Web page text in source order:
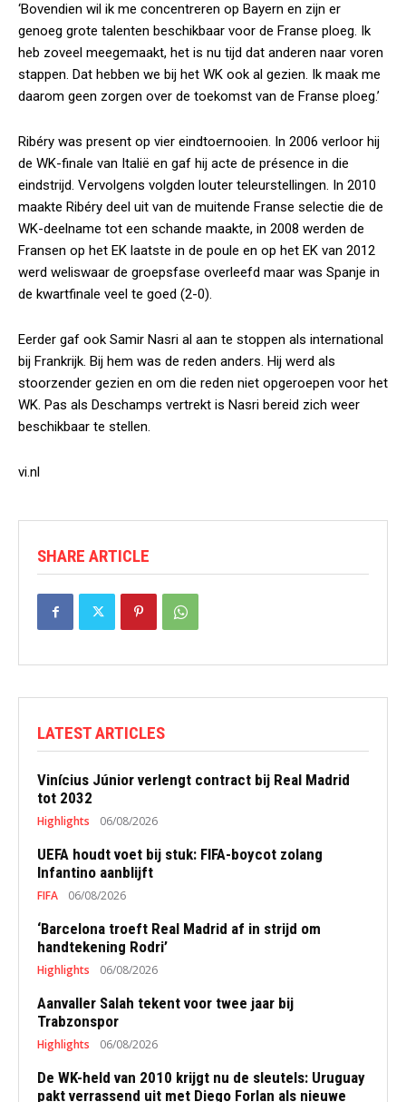
‘Bovendien wil ik me concentreren op Bayern en zijn er
genoeg grote talenten beschikbaar voor de Franse ploeg. Ik
heb zoveel meegemaakt, het is nu tijd dat anderen naar voren
stappen. Dat hebben we bij het WK ook al gezien. Ik maak me
daarom geen zorgen over de toekomst van de Franse ploeg.’
Ribéry was present op vier eindtoernooien. In 2006 verloor hij
de WK-finale van Italië en gaf hij acte de présence in die
eindstrijd. Vervolgens volgden louter teleurstellingen. In 2010
maakte Ribéry deel uit van de muitende Franse selectie die de
WK-deelname tot een schande maakte, in 2008 werden de
Fransen op het EK laatste in de poule en op het EK van 2012
werd weliswaar de groepsfase overleefd maar was Spanje in
de kwartfinale veel te goed (2-0).
Eerder gaf ook Samir Nasri al aan te stoppen als international
bij Frankrijk. Bij hem was de reden anders. Hij werd als
stoorzender gezien en om die reden niet opgeroepen voor het
WK. Pas als Deschamps vertrekt is Nasri bereid zich weer
beschikbaar te stellen.
vi.nl
SHARE ARTICLE
LATEST ARTICLES
Vinícius Júnior verlengt contract bij Real Madrid
tot 2032
Highlights 06/08/2026
UEFA houdt voet bij stuk: FIFA-boycot zolang
Infantino aanblijft
FIFA 06/08/2026
‘Barcelona troeft Real Madrid af in strijd om
handtekening Rodri’
Highlights 06/08/2026
Aanvaller Salah tekent voor twee jaar bij
Trabzonspor
Highlights 06/08/2026
De WK-held van 2010 krijgt nu de sleutels: Uruguay
pakt verrassend uit met Diego Forlan als nieuwe